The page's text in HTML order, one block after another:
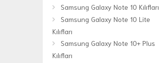
Samsung Galaxy Note 10 Kılıfları
Samsung Galaxy Note 10 Lite
Kılıfları
Samsung Galaxy Note 10+ Plus
Kılıfları